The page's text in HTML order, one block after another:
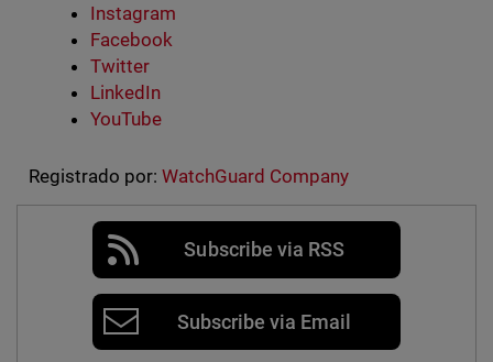
Instagram
Facebook
Twitter
LinkedIn
YouTube
Registrado por: WatchGuard Company
Subscribe via RSS
Subscribe via Email